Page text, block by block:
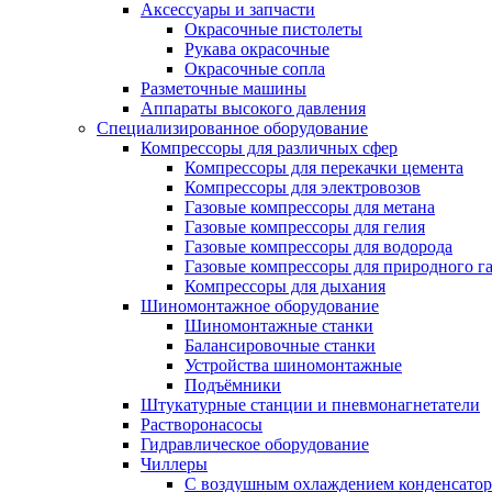
Аксессуары и запчасти
Окрасочные пистолеты
Рукава окрасочные
Окрасочные сопла
Разметочные машины
Аппараты высокого давления
Специализированное оборудование
Компрессоры для различных сфер
Компрессоры для перекачки цемента
Компрессоры для электровозов
Газовые компрессоры для метана
Газовые компрессоры для гелия
Газовые компрессоры для водорода
Газовые компрессоры для природного
Компрессоры для дыхания
Шиномонтажное оборудование
Шиномонтажные станки
Балансировочные станки
Устройства шиномонтажные
Подъёмники
Штукатурные станции и пневмонагнетатели
Растворонасосы
Гидравлическое оборудование
Чиллеры
С воздушным охлаждением